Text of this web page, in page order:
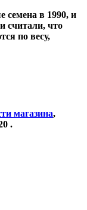
семена в 1990, и
считали, что
по весу,
магазина,
.